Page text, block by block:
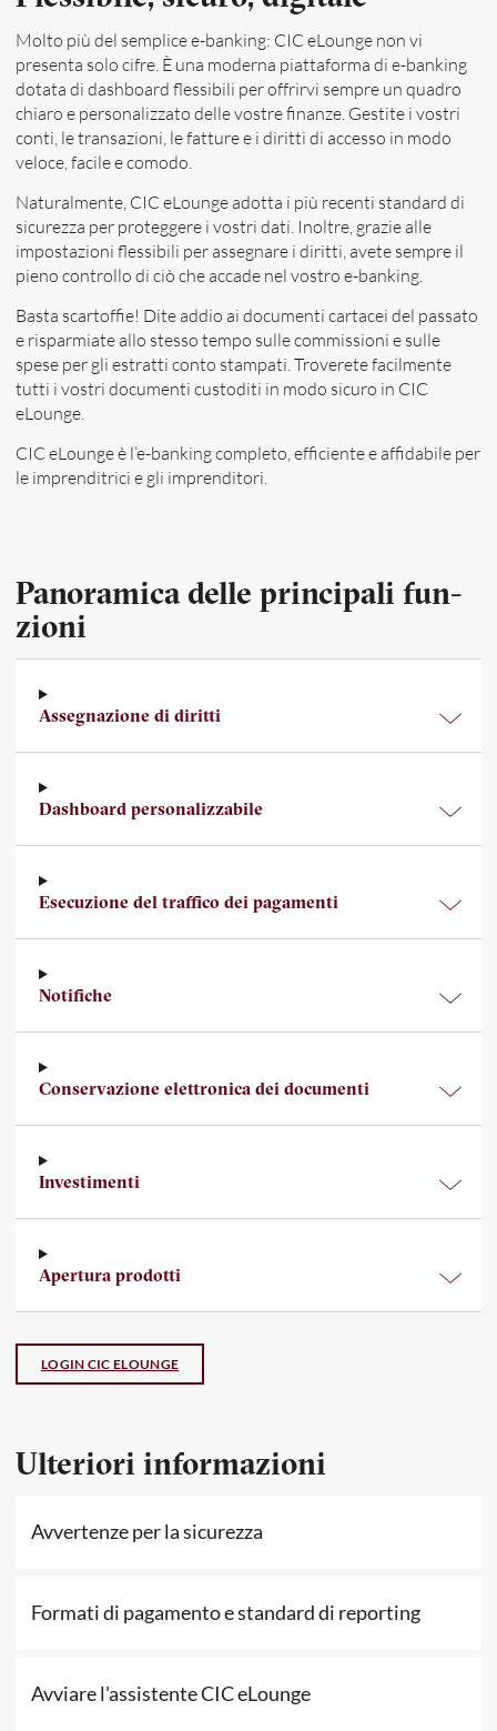
Molto più del semplice e-banking: CIC eLounge non vi
presenta solo cifre. È una moderna piattaforma di e-banking
dotata di dashboard flessibili per offrirvi sempre un quadro
chiaro e personalizzato delle vostre finanze. Gestite i vostri
conti, le transazioni, le fatture e i diritti di accesso in modo
veloce, facile e comodo.
Naturalmente, CIC eLounge adotta i più recenti standard di
sicurezza per proteggere i vostri dati. Inoltre, grazie alle
impostazioni flessibili per assegnare i diritti, avete sempre il
pieno controllo di ciò che accade nel vostro e-banking.
Basta scartoffie! Dite addio ai documenti cartacei del passato
e risparmiate allo stesso tempo sulle commissioni e sulle
spese per gli estratti conto stampati. Troverete facilmente
tutti i vostri documenti custoditi in modo sicuro in CIC
eLounge.
CIC eLounge è l’e-banking completo, efficiente e affidabile per
le imprenditrici e gli imprenditori.
Pa­no­ra­mi­ca delle prin­ci­pa­li fun­
zio­ni
Assegnazione di diritti
Dashboard personalizzabile
Esecuzione del traffico dei pagamenti
Notifiche
Conservazione elettronica dei documenti
Investimenti
Apertura prodotti
Ulteriori informazioni
Avvertenze per la sicurezza
Formati di pagamento e standard di reporting
Avviare l'assistente CIC eLounge